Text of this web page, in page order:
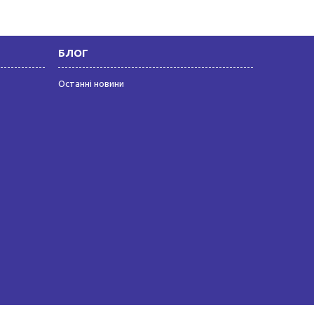
БЛОГ
Останні новини